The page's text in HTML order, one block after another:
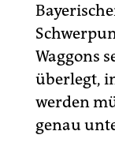
Waggons
überlegt,
werden
genau